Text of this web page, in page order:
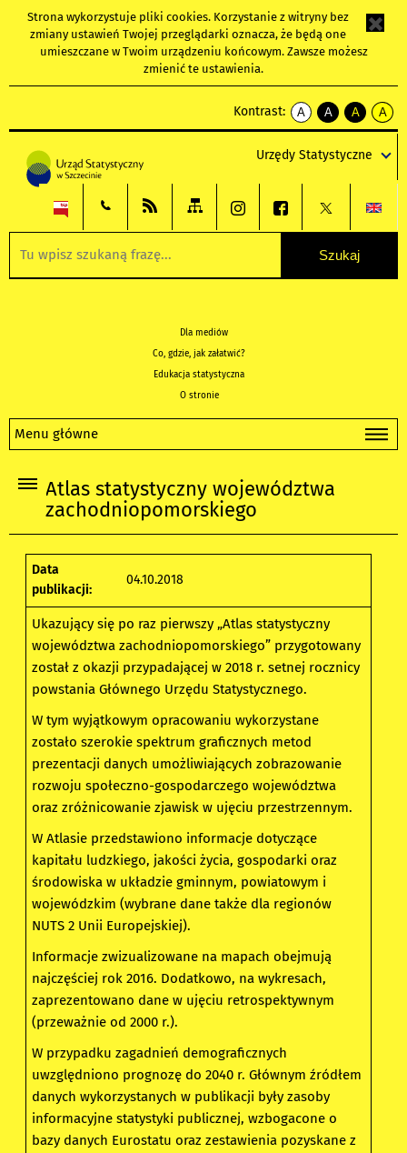
Strona wykorzystuje pliki cookies. Korzystanie z witryny bez
zmiany ustawień Twojej przeglądarki oznacza, że będą one
umieszczane w Twoim urządzeniu końcowym. Zawsze możesz
zmienić te ustawienia.
Kontrast:
A
kontrast
A
kontrast
tekst
czarnym
A
kontrast
tekst
czarnym
A
tekst
żółtym
Urzędy Statystyczne
Dla mediów
Co, gdzie, jak załatwić?
Edukacja statystyczna
O stronie
Menu główne
Atlas statystyczny województwa
zachodniopomorskiego
Data
publikacji:
04.10.2018
Ukazujący się po raz pierwszy „Atlas statystyczny
województwa zachodniopomorskiego” przygotowany
został z okazji przypadającej w 2018 r. setnej rocznicy
powstania Głównego Urzędu Statystycznego.
W tym wyjątkowym opracowaniu wykorzystane
zostało szerokie spektrum graficznych metod
prezentacji danych umożliwiających zobrazowanie
rozwoju społeczno-gospodarczego województwa
oraz zróżnicowanie zjawisk w ujęciu przestrzennym.
W Atlasie przedstawiono informacje dotyczące
kapitału ludzkiego, jakości życia, gospodarki oraz
środowiska w układzie gminnym, powiatowym i
wojewódzkim (wybrane dane także dla regionów
NUTS 2 Unii Europejskiej).
Informacje zwizualizowane na mapach obejmują
najczęściej rok 2016. Dodatkowo, na wykresach,
zaprezentowano dane w ujęciu retrospektywnym
(przeważnie od 2000 r.).
W przypadku zagadnień demograficznych
uwzględniono prognozę do 2040 r. Głównym źródłem
danych wykorzystanych w publikacji były zasoby
informacyjne statystyki publicznej, wzbogacone o
bazy danych Eurostatu oraz zestawienia pozyskane z